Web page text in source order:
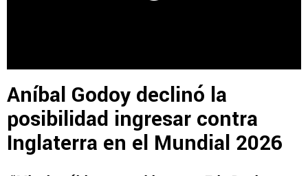
Aníbal Godoy declinó la
posibilidad ingresar contra
Inglaterra en el Mundial 2026